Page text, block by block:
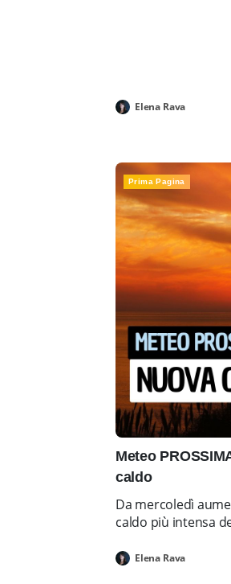
Elena Rava
Prima Pagina
Meteo
caldo
Da mercoledì
caldo più intensa
Elena Rava